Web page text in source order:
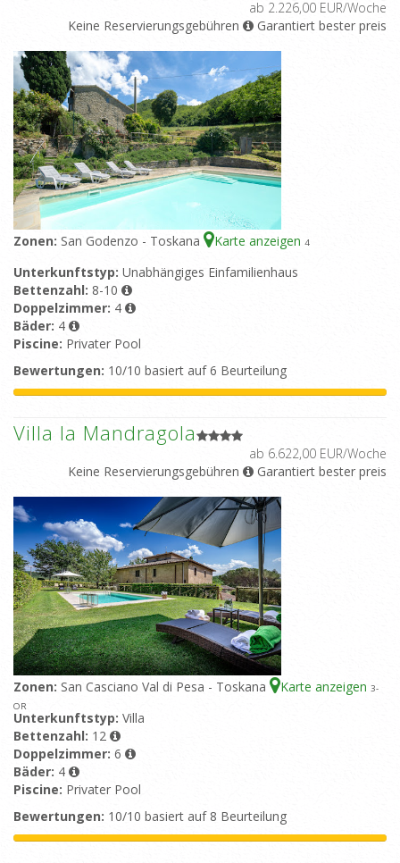
ab 2.226,00 EUR/Woche
Keine Reservierungsgebühren
Garantiert bester preis
Zonen: San Godenzo - Toskana Karte anzeigen 4
Unterkunftstyp: Unabhängiges Einfamilienhaus
Bettenzahl: 8-10
Doppelzimmer: 4
Bäder: 4
Piscine: Privater Pool
Bewertungen: 10/10 basiert auf 6 Beurteilung
Villa la Mandragola
ab 6.622,00 EUR/Woche
Keine Reservierungsgebühren
Garantiert bester preis
Zonen: San Casciano Val di Pesa - Toskana Karte anzeigen 3-
OR
Unterkunftstyp: Villa
Bettenzahl: 12
Doppelzimmer: 6
Bäder: 4
Piscine: Privater Pool
Bewertungen: 10/10 basiert auf 8 Beurteilung